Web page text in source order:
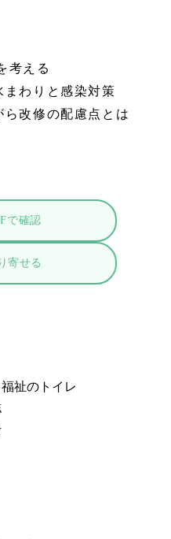
考える
わりと感染対策
改修の配慮点とは
で確認
寄せる
祉のトイレ